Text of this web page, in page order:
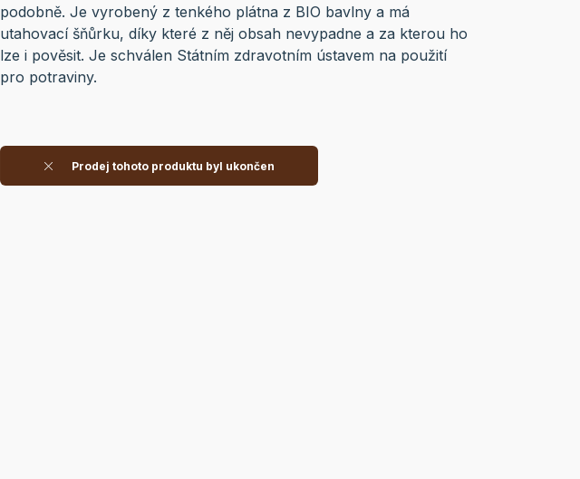
podobně. Je vyrobený z tenkého plátna z BIO bavlny a má
utahovací šňůrku, díky které z něj obsah nevypadne a za kterou ho
lze i pověsit. Je schválen Státním zdravotním ústavem na použití
pro potraviny.
Prodej tohoto produktu byl ukončen